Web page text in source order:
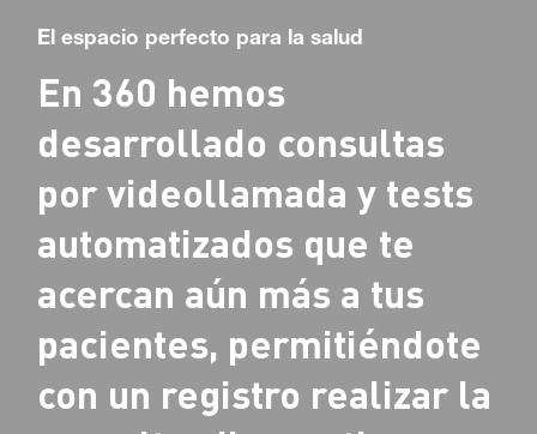
El espacio perfecto para la salud
En 360 hemos
desarrollado consultas
por videollamada y tests
automatizados que te
acercan aún más a tus
pacientes, permitiéndote
con un registro realizar la